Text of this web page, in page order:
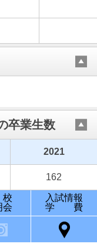
卒業生数
2021
162
会
入試情報
学 費